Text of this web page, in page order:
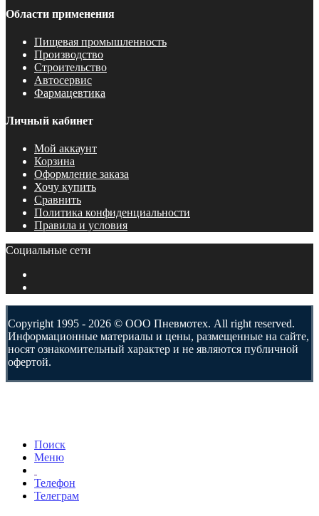
Области применения
Пищевая промышленность
Производство
Строительство
Автосервис
Фармацевтика
Личный кабинет
Мой аккаунт
Корзина
Оформление заказа
Хочу купить
Сравнить
Политика конфиденциальности
Правила и условия
Социальные сети
Copyright 1995 - 2026 © ООО Пневмотех. All right reserved.
Информационные материалы и цены, размещенные на сайте,
носят ознакомительный характер и не являются публичной
офертой.
Поиск
Меню
Телефон
Телеграм